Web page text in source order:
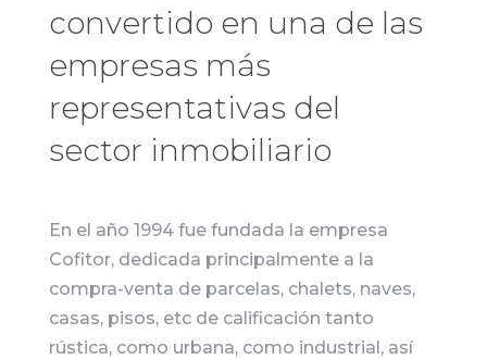
convertido en una de las
empresas más
representativas del
sector inmobiliario
En el año 1994 fue fundada la empresa
Cofitor, dedicada principalmente a la
compra-venta de parcelas, chalets, naves,
casas, pisos, etc de calificación tanto
rústica, como urbana, como industrial, así